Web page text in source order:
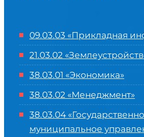
09.03.03 «Прикладная
21.03.02
38.03.01 «Экономика»
38.03.02 «Менеджмент»
38.03.04
муниципальное